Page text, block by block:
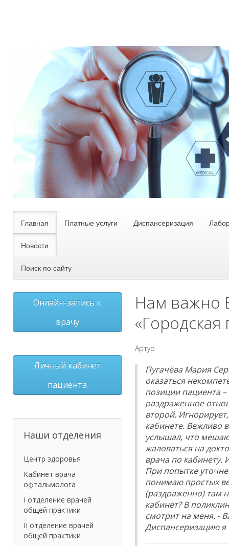
Главная Платные услуги Диспансеризация
Новости
Поиск по сайту
Нам важно
Артур
Пугачёва Мария
оказаться
позиции пациента
раздраженное
второй.
кабинете. Вежливо
услышал, что мешаю
жаловаться на
врача по кабинету.
При попытке
понимаю простых
(раздраженно) там
кабинет? В
смотрит на меня. -
Диспансеризацию я
Онлайн-запись к
врачу
Личный кабинет
пациента
Наши отделения
Центр здоровья
Кабинет врача
офтальмолога
I отделение врачей
общей практики
II отделение врачей
общей практики